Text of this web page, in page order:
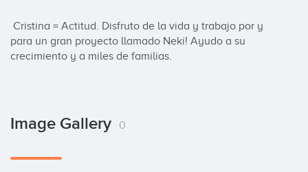
para un gran proyecto llamado Neki! Ayudo a su
crecimiento y a miles de familias.
Image Gallery 0